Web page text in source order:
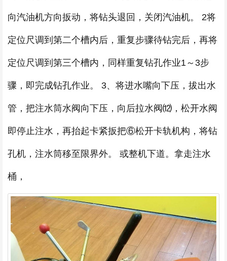
向汽油机方向扳动，将钻头退回，关闭汽油机。 2将
定位尺调到第二个槽内后，重复步骤待钻完后，再将
定位尺调到第三个槽内，同样重复钻孔作业1～3步
骤，即完成钻孔作业。 3、将进水嘴向下压，拔出水
管，把注水筒水阀向下压，向后拉水阀⑿，松开水阀
即停止注水，再抬起卡紧扳把⑥松开卡轨机构，将钻
孔机，注水筒移至限界外。 或整机下道。拿走注水
桶，